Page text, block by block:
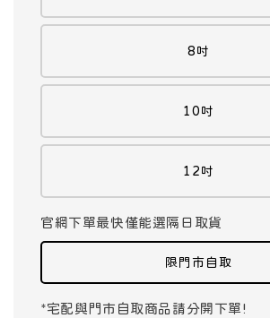
8吋
10吋
12吋
官網下單最快僅能選隔日取貨
限門市自取
*宅配與門市自取商品請分開下單!